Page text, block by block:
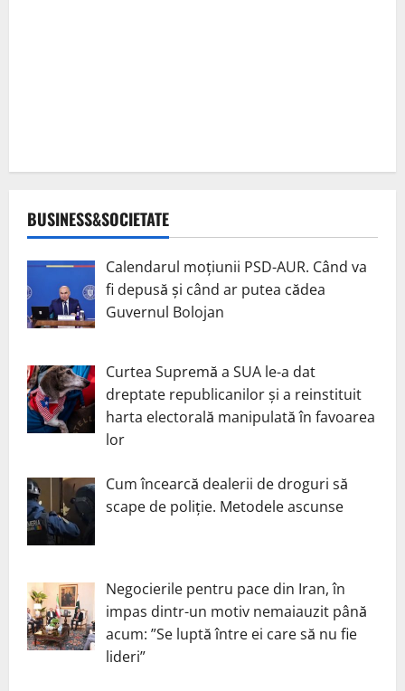
BUSINESS&SOCIETATE
Calendarul moțiunii PSD-AUR. Când va
fi depusă și când ar putea cădea
Guvernul Bolojan
Curtea Supremă a SUA le-a dat
dreptate republicanilor și a reinstituit
harta electorală manipulată în favoarea
lor
Cum încearcă dealerii de droguri să
scape de poliție. Metodele ascunse
Negocierile pentru pace din Iran, în
impas dintr-un motiv nemaiauzit până
acum: ”Se luptă între ei care să nu fie
lideri”